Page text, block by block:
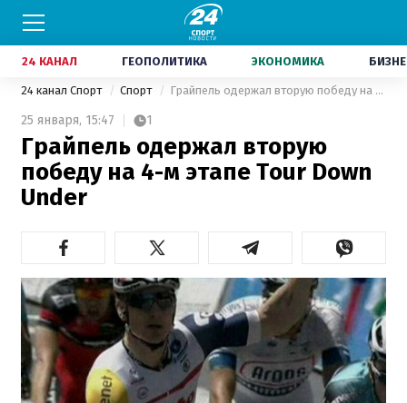
24 КАНАЛ ГЕОПОЛИТИКА ЭКОНОМИКА
24 канал Спорт Спорт Грайпель одержал вторую победу на 4-м этапе Tour Down Under
25 января, 15:47 1
Грайпель одержал вторую
победу на 4-м этапе Tour Down
Under